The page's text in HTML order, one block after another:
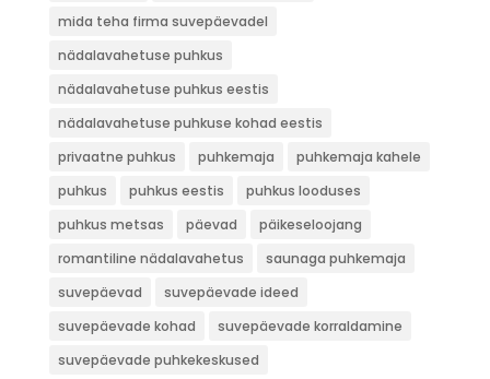
mida teha firma suvepäevadel
nädalavahetuse puhkus
nädalavahetuse puhkus eestis
nädalavahetuse puhkuse kohad eestis
privaatne puhkus
puhkemaja
puhkemaja kahele
puhkus
puhkus eestis
puhkus looduses
puhkus metsas
päevad
päikeseloojang
romantiline nädalavahetus
saunaga puhkemaja
suvepäevad
suvepäevade ideed
suvepäevade kohad
suvepäevade korraldamine
suvepäevade puhkekeskused